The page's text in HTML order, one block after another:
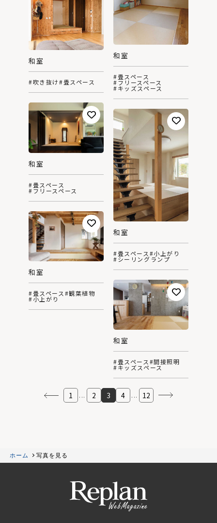
和室
#畳スペース
#フリースペース
#キッズスペース
和室
#吹き抜け#畳スペース
和室
#畳スペース
#フリースペース
和室
#畳スペース #小上がり
#シーリングランプ
和室
#畳スペース #観葉植物
#小上がり
和室
#畳スペース #間接照明
#キッズスペース
1 ... 2 3 4 ... 12
ホーム 写真を見る